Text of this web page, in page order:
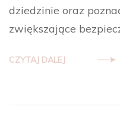
dziedzinie oraz
zwiększające
CZYTAJ DALEJ